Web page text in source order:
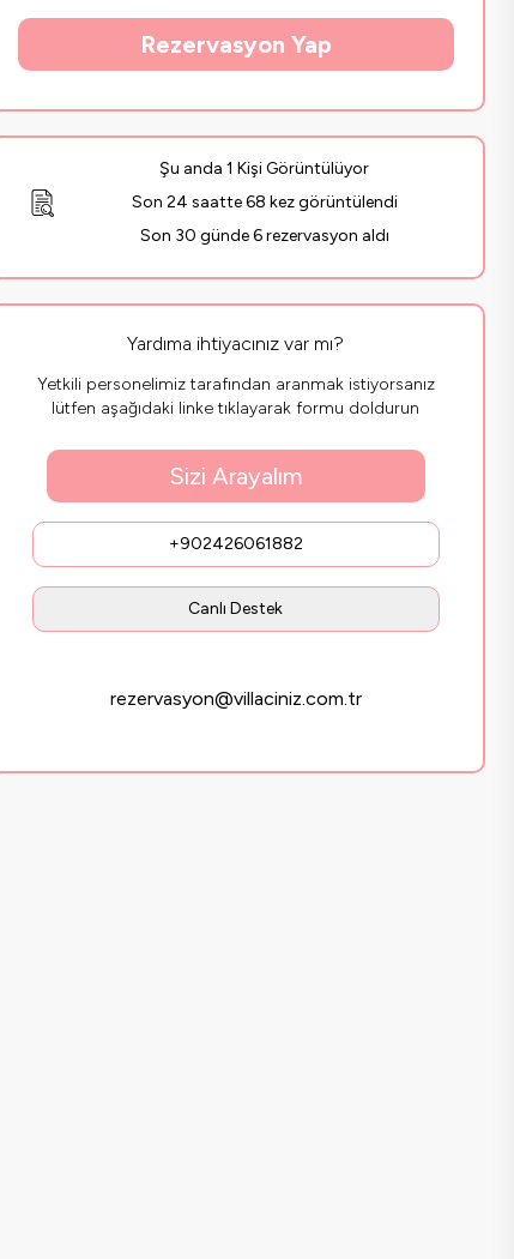
Rezervasyon Yap
Şu anda 1 Kişi Görüntülüyor
Son 24 saatte 68 kez görüntülendi
Son 30 günde 6 rezervasyon aldı
Yardıma ihtiyacınız var mı?
Yetkili personelimiz tarafından aranmak istiyorsanız
lütfen aşağıdaki linke tıklayarak formu doldurun
Sizi Arayalım
+902426061882
Canlı Destek
rezervasyon@villaciniz.com.tr